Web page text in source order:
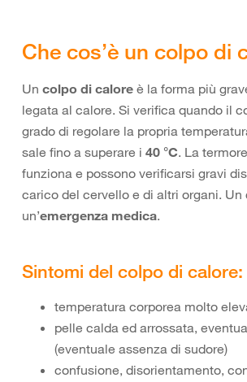
Che cos’è un colpo di
Un colpo di calore è la forma più
legata al calore. Si verifica quando il
grado di regolare la propria
sale fino a superare i 40 °C. La
funziona e possono verificarsi gravi
carico del cervello e di altri organi. Un
un’emergenza medica.
Sintomi del colpo di calore:
temperatura corporea molto
pelle calda ed arrossata,
(eventuale assenza di sudore)
confusione, disorientamento,